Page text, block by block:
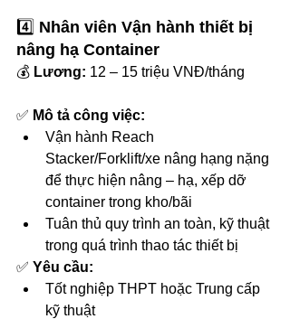
4️⃣ Nhân viên Vận hành thiết bị
nâng hạ Container
💰 Lương: 12 – 15 triệu VNĐ/tháng
✅ Mô tả công việc:
Vận hành Reach
Stacker/Forklift/xe nâng hạng nặng
để thực hiện nâng – hạ, xếp dỡ
container trong kho/bãi
Tuân thủ quy trình an toàn, kỹ thuật
trong quá trình thao tác thiết bị
✅ Yêu cầu:
Tốt nghiệp THPT hoặc Trung cấp
kỹ thuật